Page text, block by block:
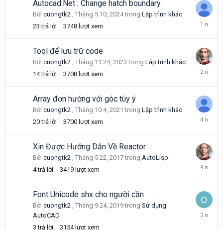
Autocad.Net : Change hatch boundary
Bởi cuongtk2 , Tháng 5 10, 2024trong Lập trình khác
23 trả lời 3748 lượt xem
Tháng
2024
Tool để lưu trữ code
Bởi cuongtk2 , Tháng 11 24, 2023trong Lập trình khác
14 trả lời 3708 lượt xem
Tháng
2023
Array đơn hướng với góc tùy ý
Bởi cuongtk2 , Tháng 10 4, 2021trong Lập trình khác
20 trả lời 3700 lượt xem
Tháng
2021
Xin Được Hướng Dẫn Về Reactor
Bởi cuongtk2 , Tháng 5 22, 2017trong AutoLisp
4 trả lời 3419 lượt xem
Tháng
2017
Font Unicode shx cho người cần
Bởi cuongtk2 , Tháng 9 24, 2019trong Sử dụng
AutoCAD
3 trả lời 3154 lượt xem
Tháng